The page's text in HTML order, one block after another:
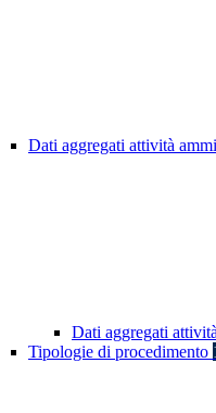
Dati aggregati attività
Dati aggregati
Tipologie di procedimento